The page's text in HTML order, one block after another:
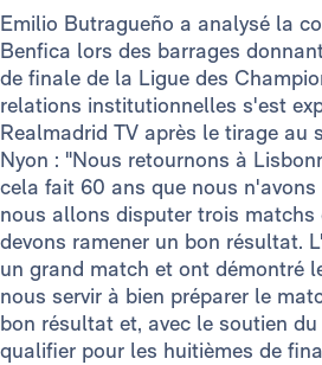
Emilio Butragueño a analysé la
Benfica lors des barrages
de finale de la Ligue des
relations institutionnelles s'est
Realmadrid TV après le tirage au
Nyon : "Nous retournons à
cela fait 60 ans que nous
nous allons disputer trois matchs
devons ramener un bon résultat.
un grand match et ont démontré
nous servir à bien préparer le
bon résultat et, avec le soutien
qualifier pour les huitièmes de